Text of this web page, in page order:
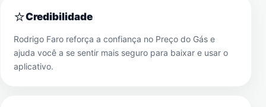
⭐Credibilidade
Rodrigo Faro reforça a confiança no Preço do Gás e
ajuda você a se sentir mais seguro para baixar e usar o
aplicativo.